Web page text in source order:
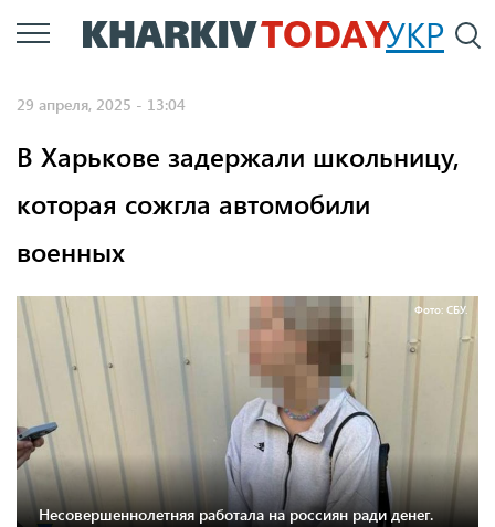
Перейти
к
УКР
29 апреля, 2025 - 13:04
В Харькове задержали школьницу,
которая сожгла автомобили
военных
Фото: СБУ.
Несовершеннолетняя работала на россиян ради денег.